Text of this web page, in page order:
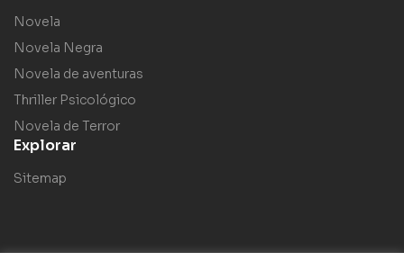
Novela
Novela Negra
Novela de aventuras
Thriller Psicológico
Novela de Terror
Explorar
Sitemap